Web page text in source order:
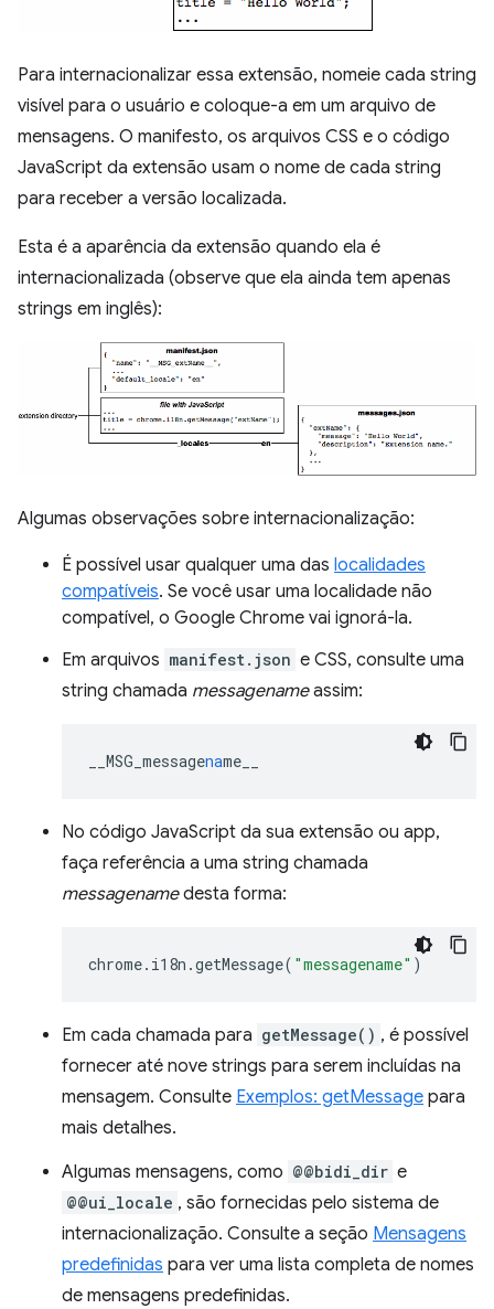
Para internacionalizar essa extensão, nomeie cada string
visível para o usuário e coloque-a em um arquivo de
mensagens. O manifesto, os arquivos CSS e o código
JavaScript da extensão usam o nome de cada string
para receber a versão localizada.
Esta é a aparência da extensão quando ela é
internacionalizada (observe que ela ainda tem apenas
strings em inglês):
Algumas observações sobre internacionalização:
É possível usar qualquer uma das localidades
compatíveis. Se você usar uma localidade não
compatível, o Google Chrome vai ignorá-la.
Em arquivos manifest.json e CSS, consulte uma
string chamada messagenameassim:
__MSG_messagename__
No código JavaScript da sua extensão ou app,
faça referência a uma string chamada
messagenamedesta forma:
chrome. i18n .getMessage( "messagename" )
Em cada chamada para getMessage() , é possível
fornecer até nove strings para serem incluídas na
mensagem. Consulte Exemplos: getMessage para
mais detalhes.
Algumas mensagens, como @@bidi_dir e
@@ui_locale , são fornecidas pelo sistema de
internacionalização. Consulte a seção Mensagens
predefinidas para ver uma lista completa de nomes
de mensagens predefinidas.